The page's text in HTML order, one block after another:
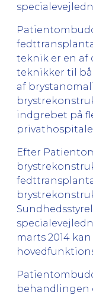
teknik er en af
teknikker til
af
indgrebet på
Efter
marts 2014
behandlingen